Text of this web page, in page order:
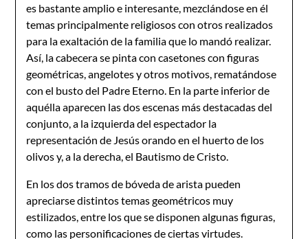
es bastante amplio e interesante, mezclándose en él
temas principalmente religiosos con otros realizados
para la exaltación de la familia que lo mandó realizar.
Así, la cabecera se pinta con casetones con figuras
geométricas, angelotes y otros motivos, rematándose
con el busto del Padre Eterno. En la parte inferior de
aquélla aparecen las dos escenas más destacadas del
conjunto, a la izquierda del espectador la
representación de Jesús orando en el huerto de los
olivos y, a la derecha, el Bautismo de Cristo.
En los dos tramos de bóveda de arista pueden
apreciarse distintos temas geométricos muy
estilizados, entre los que se disponen algunas figuras,
como las personificaciones de ciertas virtudes.